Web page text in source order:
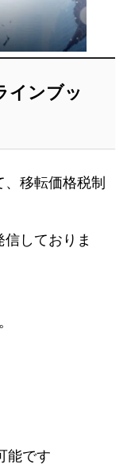
インブッ
、移転価格税制
しておりま
能です